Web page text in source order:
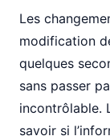
Les
modification
quelques
sans passer
incontrôlable.
savoir si